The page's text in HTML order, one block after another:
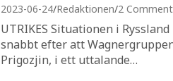
2023-06-24 Redaktionen 2
UTRIKES Situationen i
snabbt efter att
Prigozjin, i ett uttalande…